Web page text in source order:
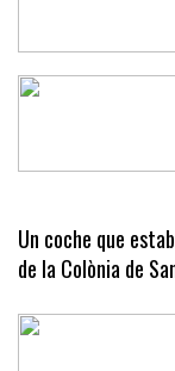
Un coche que
de la Colònia de